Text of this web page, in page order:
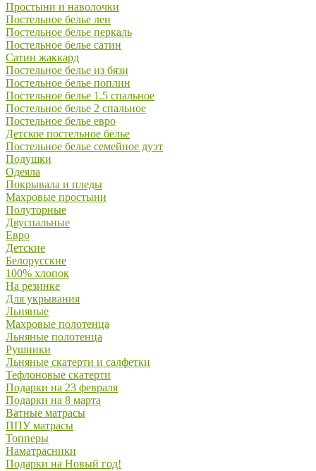
Простыни и наволочки
Постельное белье лен
Постельное белье перкаль
Постельное белье сатин
Сатин жаккард
Постельное белье из бязи
Постельное белье поплин
Постельное белье 1.5 спальное
Постельное белье 2 спальное
Постельное белье евро
Детское постельное белье
Постельное белье семейное дуэт
Подушки
Одеяла
Покрывала и пледы
Махровые простыни
Полуторные
Двуспальные
Евро
Детские
Белорусские
100% хлопок
На резинке
Для укрывания
Льняные
Махровые полотенца
Льняные полотенца
Рушники
Льняные скатерти и салфетки
Тефлоновые скатерти
Подарки на 23 февраля
Подарки на 8 марта
Ватные матрасы
ППУ матрасы
Топперы
Наматрасники
Подарки на Новый год!